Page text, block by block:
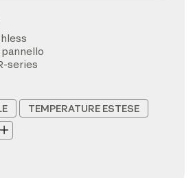
pannello
series
TEMPERATURE ESTESE